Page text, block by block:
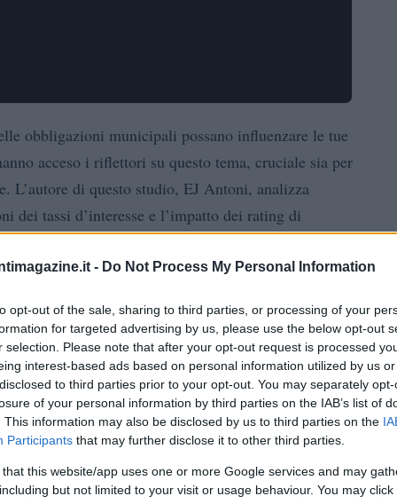
- Do Not Process My Personal Information
opt-out of the sale, sharing to third parties, or processing of your
for targeted advertising by us, please use the below opt-out
selection. Please note that after your opt-out request is processed
interest-based ads based on personal information utilized by us
to third parties prior to your opt-out. You may separately
of your personal information by third parties on the IAB’s list of
This information may also be disclosed by us to third parties on the
Participants that may further disclose it to other third parties.
that this website/app uses one or more Google services and may
but not limited to your visit or usage behaviour. You may
obbligazioni municipali possano influenzare le tue
acceso i riflettori su questo tema, cruciale sia per
di questo studio, EJ Antoni, analizza
dei tassi d’interesse e l’impatto dei rating di
le implicazioni di queste analisi e il loro significato
delle variabili
che comprende i tassi d’interesse delle
Ma come viene calcolato il tasso
i pagamenti delle cedole e il debito statale residuo.
credito, rappresentato come un dummy ordinato
sorprenderti: un coefficiente che cattura
a 10 anni, che si attesta a 0.04, un risultato